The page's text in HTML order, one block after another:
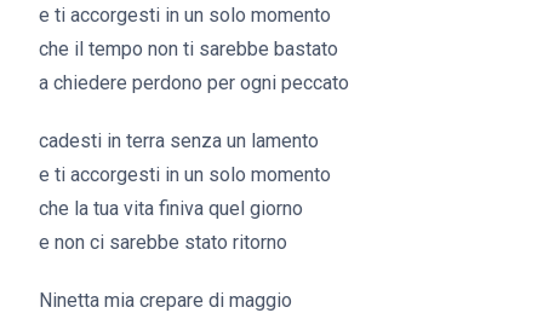
e ti accorgesti in un solo momento
che il tempo non ti sarebbe bastato
a chiedere perdono per ogni peccato
cadesti in terra senza un lamento
e ti accorgesti in un solo momento
che la tua vita finiva quel giorno
e non ci sarebbe stato ritorno
Ninetta mia crepare di maggio